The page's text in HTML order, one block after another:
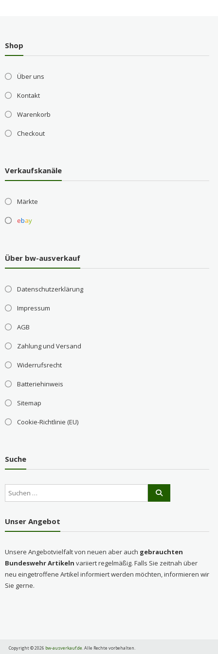
Shop
Über uns
Kontakt
Warenkorb
Checkout
Verkaufskanäle
Märkte
ebay
Über bw-ausverkauf
Datenschutzerklärung
Impressum
AGB
Zahlung und Versand
Widerrufsrecht
Batteriehinweis
Sitemap
Cookie-Richtlinie (EU)
Suche
Unser Angebot
Unsere Angebotvielfalt von neuen aber auch gebrauchten
Bundeswehr Artikeln variiert regelmäßig. Falls Sie zeitnah über
neu eingetroffene Artikel informiert werden möchten, informieren wir
Sie gerne.
Copyright © 2026 bw-ausverkauf.de. Alle Rechte vorbehalten.